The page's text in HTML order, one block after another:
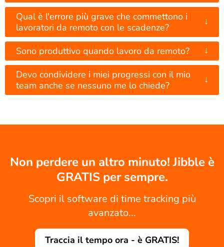
Qual è l'errore più grave che commettono i
lavoratori da remoto con le scadenze?
↓
Sono produttivo quando lavoro da remoto? ↓
Devo condividere i miei progressi con il mio
team anche se nessuno me lo chiede?
↓
Non perdere un altro minuto! Jibble è
GRATIS per sempre.
Scopri il software di time tracking più
avanzato...
Traccia il tempo ora - è GRATIS!